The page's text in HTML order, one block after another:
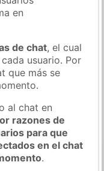
en
de chat, el cual
usuario. Por
que más se
al chat en
razones de
para que
en el chat
.